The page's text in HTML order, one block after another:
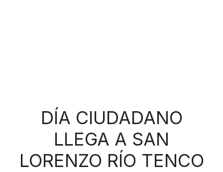
DÍA CIUDADANO
LLEGA A SAN
LORENZO RÍO TENCO